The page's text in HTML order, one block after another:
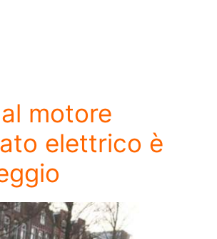
motore
elettrico è